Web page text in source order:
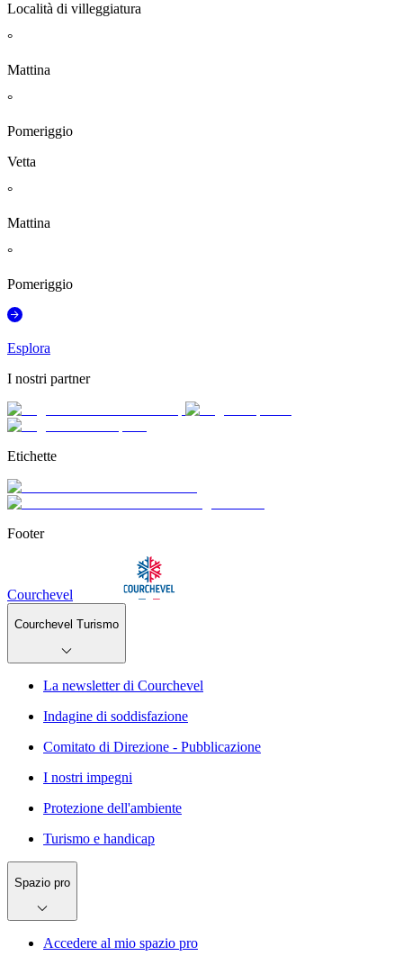
Località di villeggiatura
°
Mattina
°
Pomeriggio
Vetta
°
Mattina
°
Pomeriggio
Esplora
I nostri partner
Etichette
Footer
Courchevel
Courchevel Turismo
La newsletter di Courchevel
Indagine di soddisfazione
Comitato di Direzione - Pubblicazione
I nostri impegni
Protezione dell'ambiente
Turismo e handicap
Spazio pro
Accedere al mio spazio pro